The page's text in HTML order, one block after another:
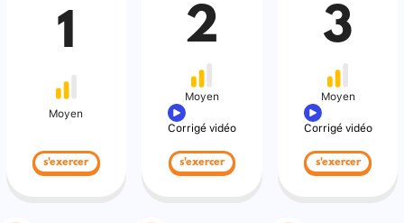
1
Moyen
s'exercer
2
Moyen
Corrigé vidéo
s'exercer
3
Moyen
Corrigé vidéo
s'exercer